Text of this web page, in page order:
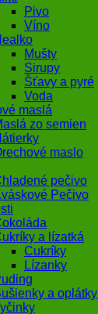
Pivo
Víno
Mušty
Sirupy
Šťavy a pyré
Voda
maslá
zo semien
maslo
pečivo
Pečivo
a lízatká
Cukríky
Lízanky
a oplátky